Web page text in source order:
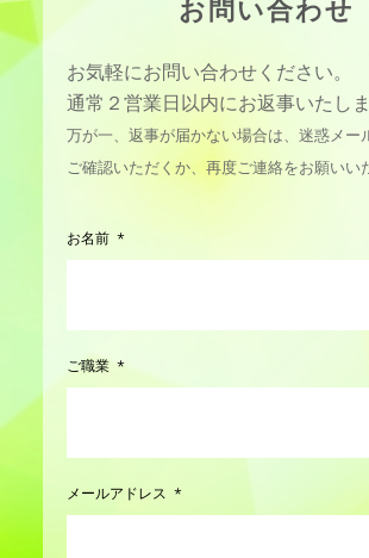
お問い合わせ
お気軽にお問い合わせください。
通常２営業日以内にお返事いたしま
万が一、返事が届かない場合は、迷惑メー
ご確認いただくか、再度ご連絡をお願いい
お名前
ご職業
メールアドレス